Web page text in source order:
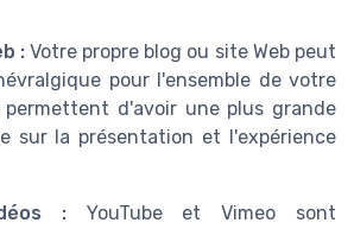
:Votre propre blog ou site Web peut
pour l'ensemble de votre
d'avoir une plus grande
sur la présentation et l'expérience
:YouTube et Vimeo sont